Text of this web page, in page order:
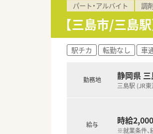
パート・アルバイト 調
【三島市/三島
駅チカ 転勤なし 車
勤務地 静岡県
三島駅 (JR
給与 時給
※就業条件、